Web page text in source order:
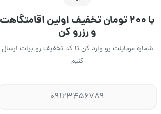
با ۲۰۰ تومان تخفیف اولین اقامتگاهت
و رزرو کن
شماره موبایلت رو وارد کن تا کد تخفیف رو برات ارسال
کنیم